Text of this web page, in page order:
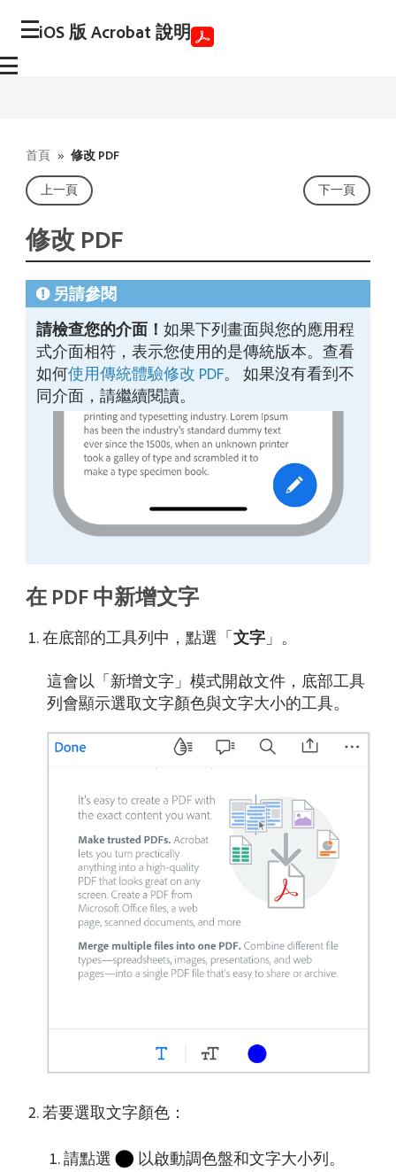
iOS 版 Acrobat 說明
首頁 » 修改 PDF
下一頁
上一頁
修改 PDF
另請參閱
請檢查您的介面！如果下列畫面與您的應用程
式介面相符，表示您使用的是傳統版本。查看
如何使用傳統體驗修改 PDF。 如果沒有看到不
同介面，請繼續閱讀。
在 PDF 中新增文字
在底部的工具列中，點選「文字 」。
這會以「新增文字」模式開啟文件，底部工具
列會顯示選取文字顏色與文字大小的工具。
若要選取文字顏色：
請點選
以啟動調色盤和文字大小列。